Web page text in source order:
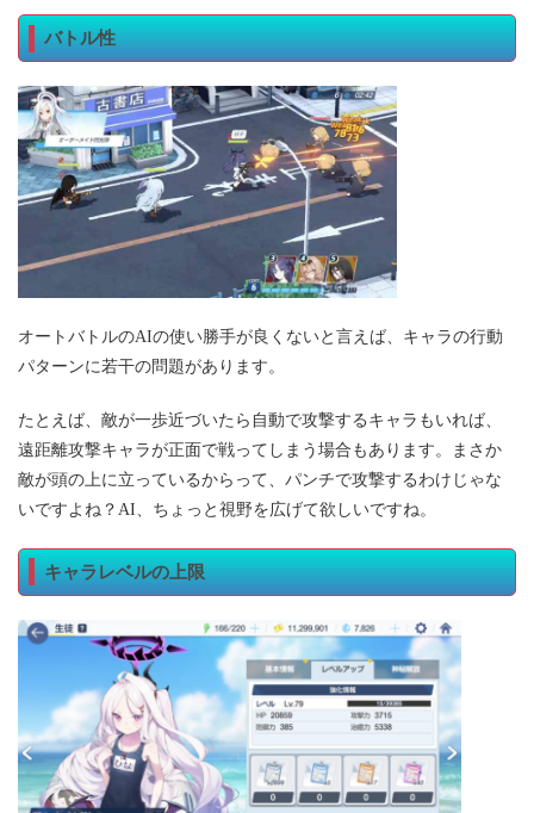
バトル性
オートバトルのAIの使い勝手が良くないと言えば、キャラの行動
パターンに若干の問題があります。
たとえば、敵が一歩近づいたら自動で攻撃するキャラもいれば、
遠距離攻撃キャラが正面で戦ってしまう場合もあります。まさか
敵が頭の上に立っているからって、パンチで攻撃するわけじゃな
いですよね？AI、ちょっと視野を広げて欲しいですね。
キャラレベルの上限